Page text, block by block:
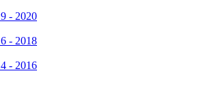
- 2020
- 2018
- 2016